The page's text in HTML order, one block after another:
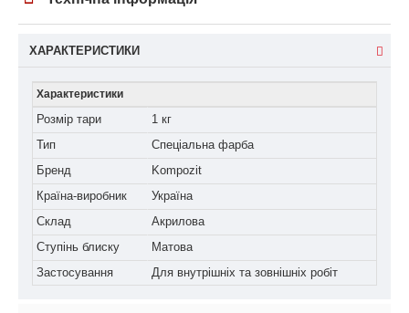
ХАРАКТЕРИСТИКИ
Характеристики
Розмір тари
1 кг
Тип
Спеціальна фарба
Бренд
Kompozit
Країна-виробник
Україна
Склад
Акрилова
Ступінь блиску
Матова
Застосування
Для внутрішніх та зовнішніх робіт